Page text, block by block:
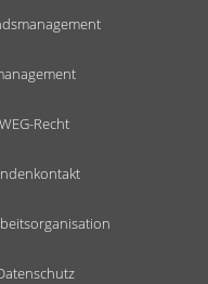
Recht